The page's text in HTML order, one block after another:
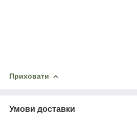
Приховати
Умови доставки